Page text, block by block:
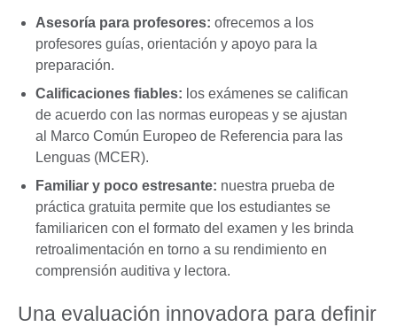
Asesoría para profesores: ofrecemos a los
profesores guías, orientación y apoyo para la
preparación.
Calificaciones fiables: los exámenes se califican
de acuerdo con las normas europeas y se ajustan
al Marco Común Europeo de Referencia para las
Lenguas (MCER).
Familiar y poco estresante: nuestra prueba de
práctica gratuita permite que los estudiantes se
familiaricen con el formato del examen y les brinda
retroalimentación en torno a su rendimiento en
comprensión auditiva y lectora.
Una evaluación innovadora para definir